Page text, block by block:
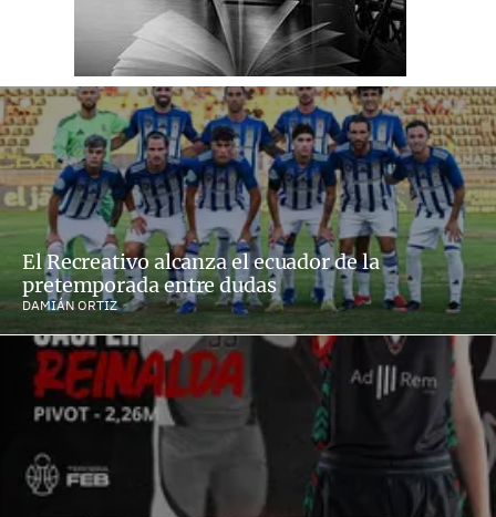
El Recreativo alcanza el ecuador de la
pretemporada entre dudas
DAMIÁN ORTIZ